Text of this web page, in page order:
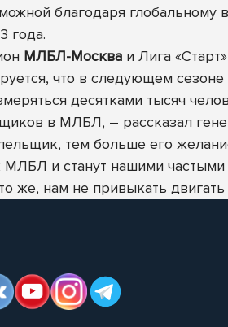
благодаря
года.
МЛБЛ-Москва и Лига «Старт»
что в следующем сезоне
десятками тысяч
в МЛБЛ, – рассказал
тем больше его
и станут нашими
же, нам не привыкать двигать